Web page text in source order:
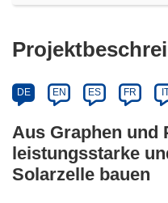
DE EN ES FR
Aus Graphen und
leistungsstarke
Solarzelle bauen